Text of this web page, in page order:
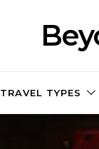
TRAVEL TYPES